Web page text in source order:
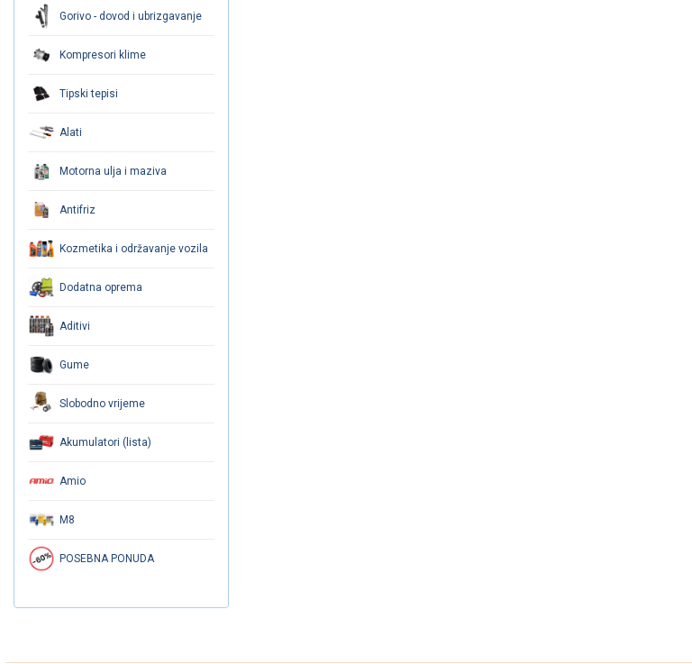
Gorivo - dovod i ubrizgavanje
Kompresori klime
Tipski tepisi
Alati
Motorna ulja i maziva
Antifriz
Kozmetika i održavanje vozila
Dodatna oprema
Aditivi
Gume
Slobodno vrijeme
Akumulatori (lista)
Amio
M8
POSEBNA PONUDA